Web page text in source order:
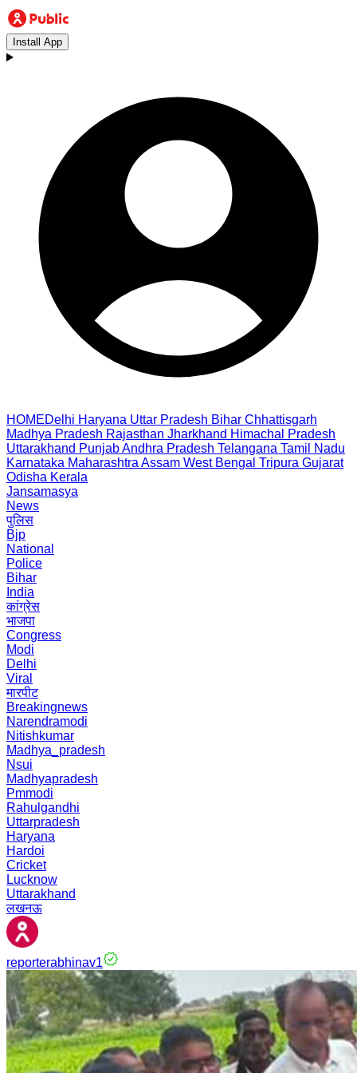
Install App
HOMEDelhi Haryana Uttar Pradesh Bihar Chhattisgarh
Madhya Pradesh Rajasthan Jharkhand Himachal Pradesh
Uttarakhand PunjabAndhra Pradesh Telangana Tamil Nadu
Karnataka Maharashtra Assam West Bengal Tripura Gujarat
Odisha Kerala
Jansamasya
News
पुलिस
Bjp
National
Police
Bihar
India
कांग्रेस
भाजपा
Congress
Modi
Delhi
Viral
मारपीट
Breakingnews
Narendramodi
Nitishkumar
Madhya_pradesh
Nsui
Madhyapradesh
Pmmodi
Rahulgandhi
Uttarpradesh
Haryana
Hardoi
Cricket
Lucknow
Uttarakhand
लखनऊ
reporterabhinav1